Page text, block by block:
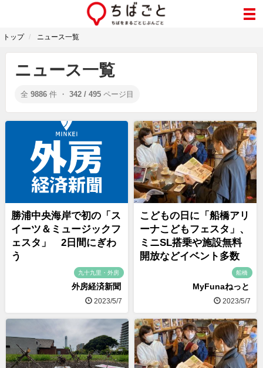
トップ ニュース一覧
ニュース一覧
全 9886 件 ・ 342 / 495 ページ目
勝浦中央海岸で初の「ス
イーツ＆ミュージックフ
ェスタ」 2日間にぎわ
う
九十九里・外房
外房経済新聞
2023/5/7
こどもの日に「船橋アリ
ーナこどもフェスタ」、
ミニSL搭乗や施設無料
開放などイベント多数
船橋
MyFunaねっと
2023/5/7